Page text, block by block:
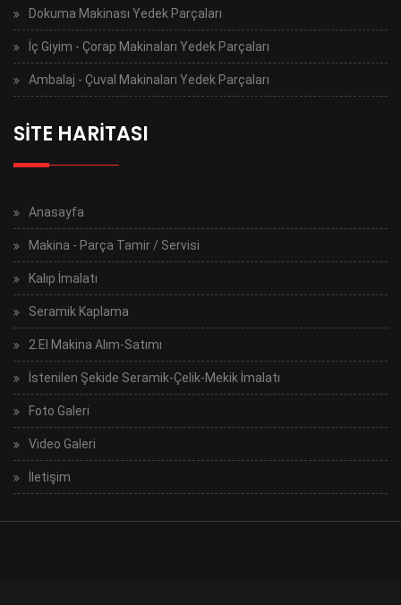
Dokuma Makinası Yedek Parçaları
İç Giyim - Çorap Makinaları Yedek Parçaları
Ambalaj - Çuval Makinaları Yedek Parçaları
SİTE HARİTASI
Anasayfa
Makina - Parça Tamir / Servisi
Kalıp İmalatı
Seramik Kaplama
2.El Makina Alım-Satımı
İstenilen Şekide Seramik-Çelik-Mekik İmalatı
Foto Galeri
Video Galeri
İletişim